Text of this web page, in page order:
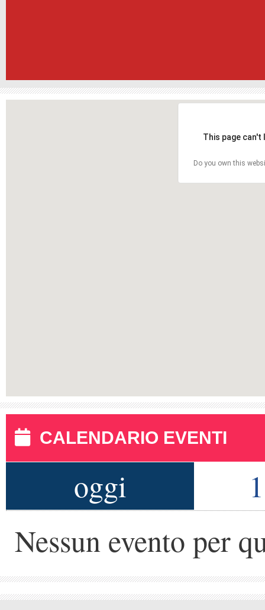
This page
Do you own this
CALENDARIO EVENTI
oggi
Nessun evento per